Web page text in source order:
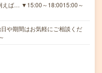
えば… ▼15:00～18:0015:00～
や期間はお気軽にご相談くだ